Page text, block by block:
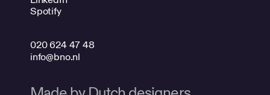
Spotify
020 624 47 48
info@bno.nl